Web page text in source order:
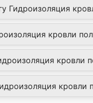
Гидроизоляция
кровли
кровли
кровли